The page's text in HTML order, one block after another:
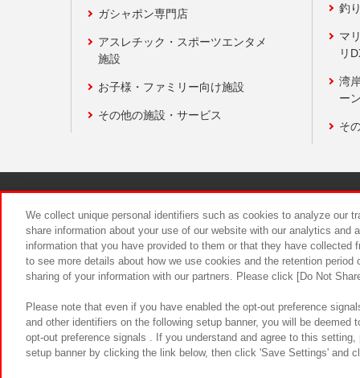
ガシャポン専門店
アスレチック・スポーツエンタメ
施設
お子様・ファミリー向け施設
その他の施設・サービス
釣
マ
リ
湾
ー
そ
食品のご
We collect unique personal identifiers such as cookies to analyze our
share information about your use of our website with our analytics and
information that you have provided to them or that they have
to see more details about how we use cookies and the retention
sharing of your information with our partners. Please click [Do Not
Please note that even if you have enabled the opt-out preference
and other identifiers on the following setup banner, you will be
opt-out preference signals . If you understand and agree to this
setup banner by clicking the link below, then click 'Save Settings' and